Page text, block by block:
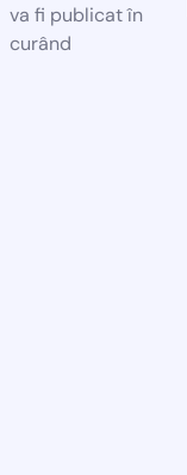
va fi publicat în
curând